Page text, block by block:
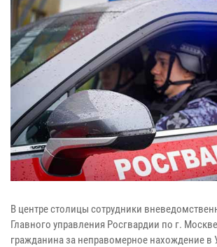
В центре столицы сотрудники
Главного управления Росгвардии по г.
гражданина за неправомерное нахождение в